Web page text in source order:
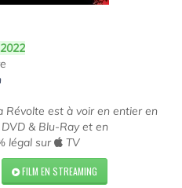
Révolte est à voir en entier en
& Blu-Ray et en
légal sur
TV
FILM EN STREAMING